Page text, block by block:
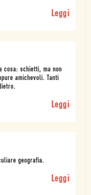
Leggi
cosa: schietti, ma non
amichevoli. Tanti
Leggi
geografia.
Leggi